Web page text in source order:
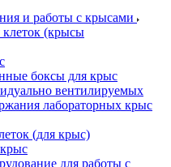
и работы с крысами
клеток (крысы
боксы для крыс
вентилируемых
лабораторных крыс
(для крыс)
для работы с